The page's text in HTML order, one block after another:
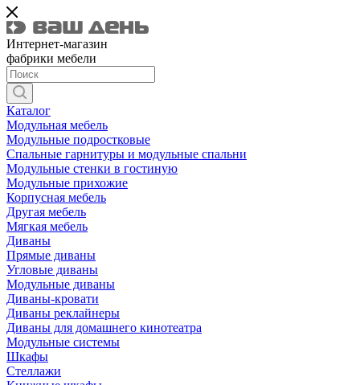
Интернет-магазин
фабрики мебели
Каталог
Модульная мебель
Модульные подростковые
Спальные гарнитуры и модульные спальни
Модульные стенки в гостиную
Модульные прихожие
Корпусная мебель
Другая мебель
Мягкая мебель
Диваны
Прямые диваны
Угловые диваны
Модульные диваны
Диваны-кровати
Диваны реклайнеры
Диваны для домашнего кинотеатра
Модульные системы
Шкафы
Стеллажи